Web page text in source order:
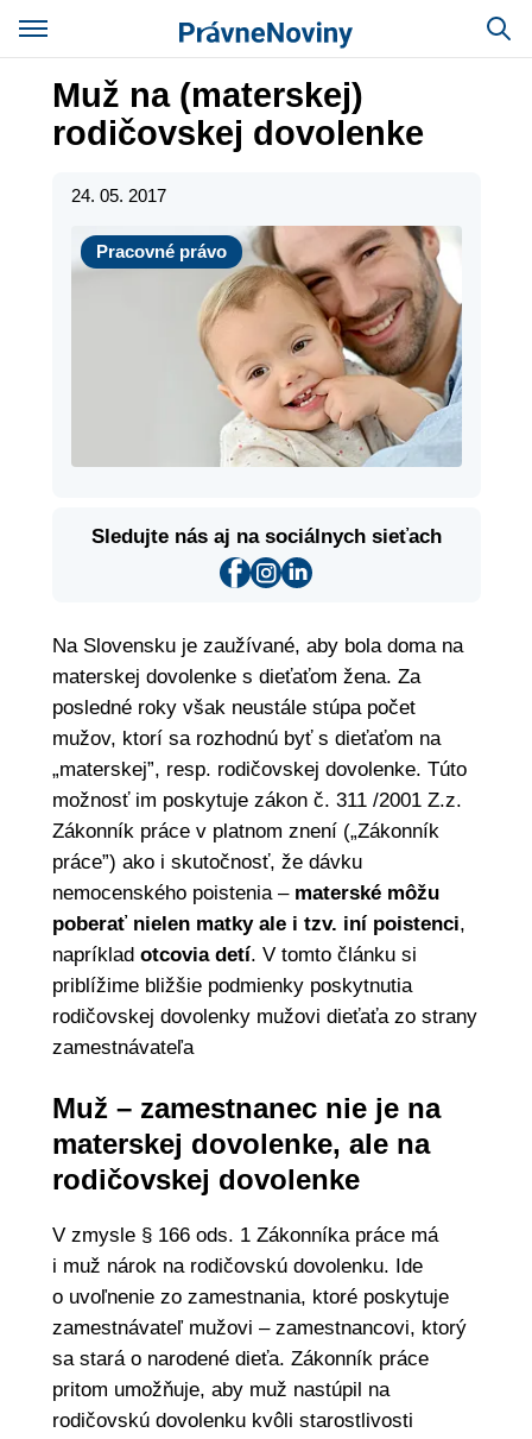
Muž na (materskej)
rodičovskej dovolenke
24. 05. 2017
Pracovné právo
Pracovné právo
Sledujte nás aj na sociálnych sieťach
Na Slovensku je zaužívané, aby bola doma na
materskej dovolenke s dieťaťom žena. Za
posledné roky však neustále stúpa počet
mužov, ktorí sa rozhodnú byť s dieťaťom na
„materskej”, resp. rodičovskej dovolenke. Túto
možnosť im poskytuje zákon č. 311 /2001 Z.z.
Zákonník práce v platnom znení („Zákonník
práce”) ako i skutočnosť, že dávku
nemocenského poistenia – materské môžu
poberať nielen matky ale i tzv. iní poistenci,
napríklad otcovia detí. V tomto článku si
priblížime bližšie podmienky poskytnutia
rodičovskej dovolenky mužovi dieťaťa zo strany
zamestnávateľa
Muž – zamestnanec nie je na
materskej dovolenke, ale na
rodičovskej dovolenke
V zmysle § 166 ods. 1 Zákonníka práce má
i muž nárok na rodičovskú dovolenku. Ide
o uvoľnenie zo zamestnania, ktoré poskytuje
zamestnávateľ mužovi – zamestnancovi, ktorý
sa stará o narodené dieťa. Zákonník práce
pritom umožňuje, aby muž nastúpil na
rodičovskú dovolenku kvôli starostlivosti